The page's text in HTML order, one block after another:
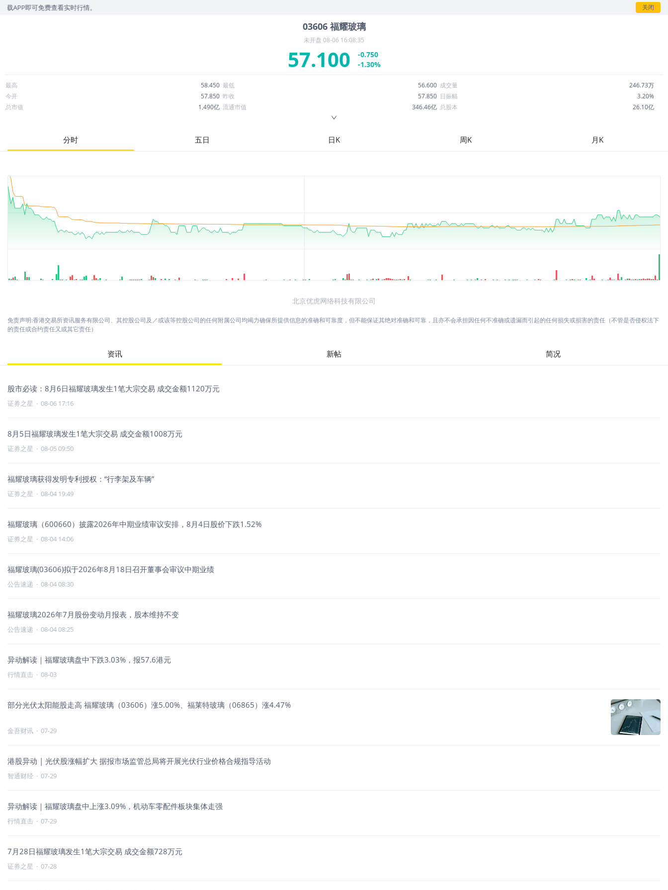
费查看实时行情。 关闭
03606 福耀玻璃
未开盘 08-06 16:08:35
57.100
-0.750
-1.30%
最高 58.450 最低 56.600 成交量
246.73万
今开
57.850 昨收 57.850 日振幅
3.20%
总市值
1,490亿 流通市值 346.46亿 总股本
26.10亿
83.058
股息
分时 五日 日K 周K 月K
北京优虎网络科技有限公司
免责声明:香港交易所资讯服务有限公司、其控股公司及／或该等控股公司的任何附属公司均竭力确保所提供信息的准确和可靠度，但不能保证其绝对准确和可靠，且亦不会承担因任何不准确或遗漏而引起的任何损失或损害的责任（不管是否侵权法下
的责任或合约责任又或其它责任）
资讯 新帖 简况
股市必读：8月6日福耀玻璃发生1笔大宗交易 成交金额1120万元
证券之星 · 08-06 17:16
8月5日福耀玻璃发生1笔大宗交易 成交金额1008万元
证券之星 · 08-05 09:50
福耀玻璃获得发明专利授权：“行李架及车辆”
证券之星 · 08-04 19:49
福耀玻璃（600660）披露2026年中期业绩审议安排，8月4日股价下跌1.52%
证券之星 · 08-04 14:06
福耀玻璃(03606)拟于2026年8月18日召开董事会审议中期业绩
公告速递 · 08-04 08:30
福耀玻璃2026年7月股份变动月报表，股本维持不变
公告速递 · 08-04 08:25
异动解读｜福耀玻璃盘中下跌3.03%，报57.6港元
行情直击 · 08-03
部分光伏太阳能股走高 福耀玻璃（03606）涨5.00%、福莱特玻璃（06865）涨4.47%
金吾财讯 · 07-29
港股异动 | 光伏股涨幅扩大 据报市场监管总局将开展光伏行业价格合规指导活动
智通财经 · 07-29
异动解读｜福耀玻璃盘中上涨3.09%，机动车零配件板块集体走强
行情直击 · 07-29
7月28日福耀玻璃发生1笔大宗交易 成交金额728万元
证券之星 · 07-28